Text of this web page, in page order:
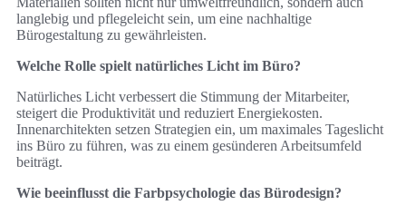
langlebig und pflegeleicht sein, um eine nachhaltige
Bürogestaltung zu gewährleisten.
Welche Rolle spielt natürliches Licht im Büro?
Natürliches Licht verbessert die Stimmung der Mitarbeiter,
steigert die Produktivität und reduziert Energiekosten.
Innenarchitekten setzen Strategien ein, um maximales Tageslicht
ins Büro zu führen, was zu einem gesünderen Arbeitsumfeld
beiträgt.
Wie beeinflusst die Farbpsychologie das Bürodesign?